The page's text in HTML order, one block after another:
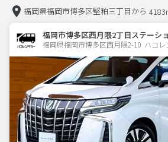
福岡県福岡市博多区堅粕三丁目から
福岡市博多区西月隈2丁目ステーシ
福岡県福岡市博多区西月隈2-10  ハコ